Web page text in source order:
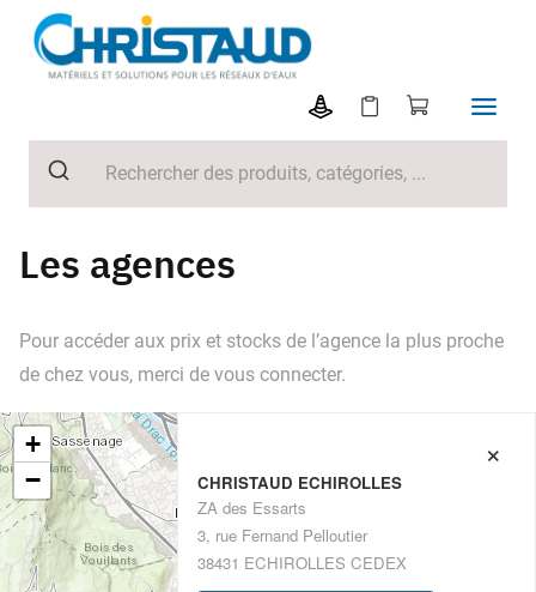
Les agences
Pour accéder aux prix et stocks de l’agence la plus proche
de chez vous, merci de vous connecter.
CHRISTAUD ECHIROLLES
ZA des Essarts
3, rue Fernand Pelloutier
38431 ECHIROLLES CEDEX
×
+
−